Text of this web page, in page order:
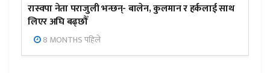
रास्वपा नेता पराजुली भन्छन्- बालेन, कुलमान र हर्कलाई साथ
लिएर अघि बढ्छौँ
8 MONTHS पहिले